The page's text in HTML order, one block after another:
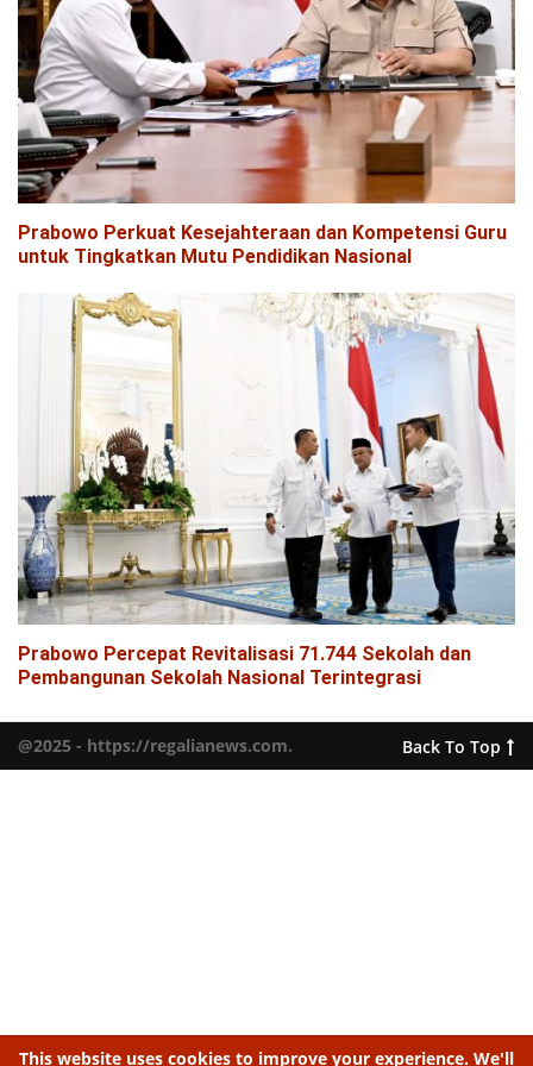
Prabowo Perkuat Kesejahteraan dan Kompetensi Guru
untuk Tingkatkan Mutu Pendidikan Nasional
Prabowo Percepat Revitalisasi 71.744 Sekolah dan
Pembangunan Sekolah Nasional Terintegrasi
@2025 - https://regalianews.com. Back To Top
This website uses cookies to improve your experience. We'll